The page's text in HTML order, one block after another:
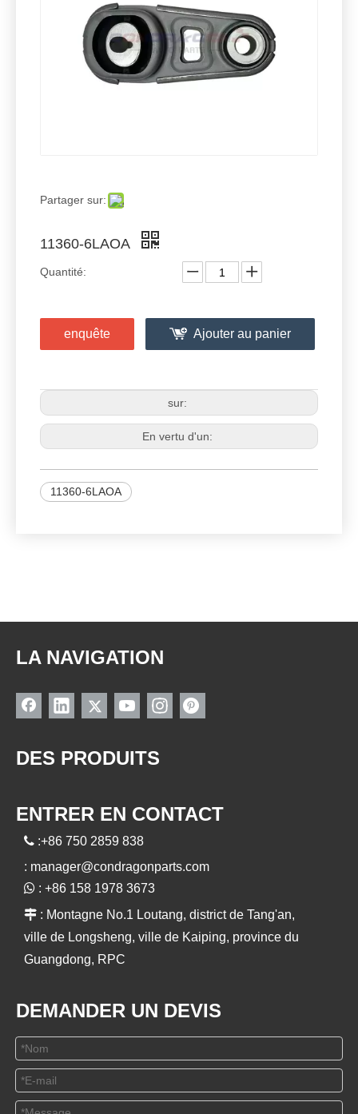
Partager sur:
11360-6LAOA
Quantité:
enquête Ajouter au panier
sur:
En vertu d'un:
11360-6LAOA
LA NAVIGATION
DES PRODUITS
ENTRER EN CONTACT
 :+86 750 2859 838
: manager@condragonparts.com
 : +86 158 1978 3673
 : Montagne No.1 Loutang, district de Tang'an,
ville de Longsheng, ville de Kaiping, province du
Guangdong, RPC
DEMANDER UN DEVIS